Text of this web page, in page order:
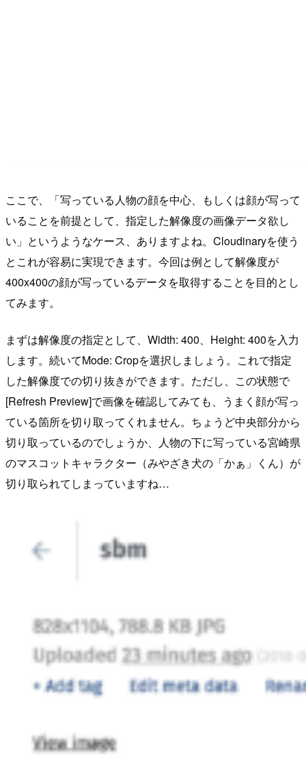
ここで、「写っている人物の顔を中心、もしくは顔が写って
いることを前提として、指定した解像度の画像データ欲し
い」というようなケース、ありますよね。Cloudinaryを使う
とこれが容易に実現できます。今回は例として解像度が
400x400の顔が写っているデータを取得することを目的とし
てみます。
まずは解像度の指定として、 Width: 400、 Height: 400を入力
します。続いてMode: Cropを選択しましょう。これで指定
した解像度での切り抜きができます。ただし、この状態で
[Refresh Preview]で画像を確認してみても、うまく顔が写っ
ている箇所を切り取ってくれません。ちょうど中央部分から
切り取っているのでしょうか、人物の下に写っている宮崎県
のマスコットキャラクター（みやざき犬の「かぁ」くん）が
切り取られてしまっていますね…